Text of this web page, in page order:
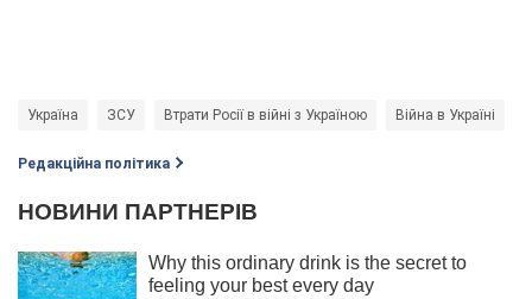
Україна ЗСУ Втрати Росії в війні з Україною Війна в Україні
Редакційна політика